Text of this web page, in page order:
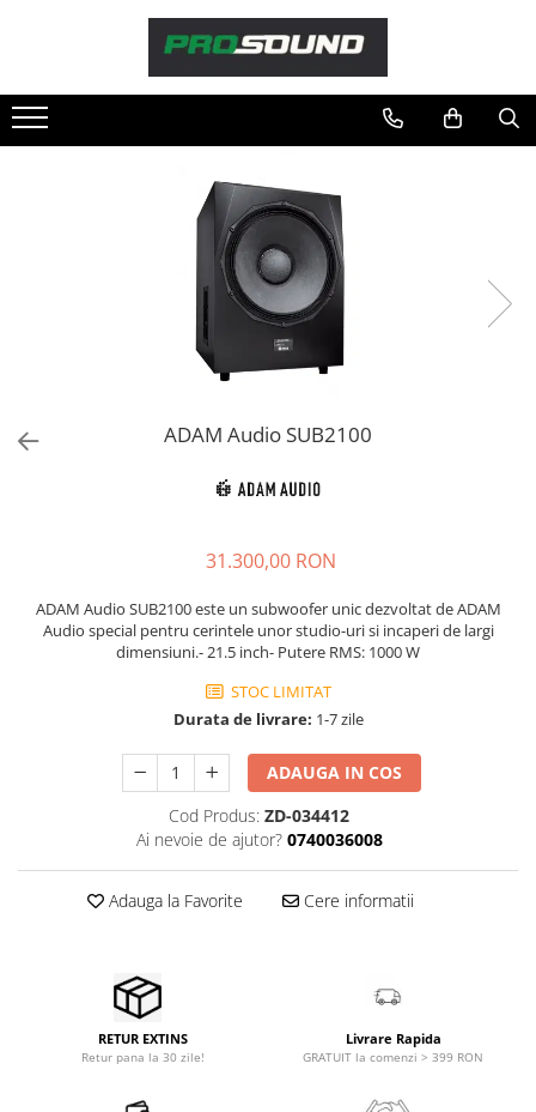
Sonorizare / PA
Playere si Recordere
Microfoane
Accesorii de microfoane
Case-uri de microfoane
Microfoane de broadcast
Microfoane de instrumente
Microfoane de masurare si
Microfoane de studio
Microfoane de Suprafata
Microfoane podcast, USB, iOS /
Microfoane pt Camere Video
ADAM Audio SUB2100
31.300,00 RON
ADAM Audio SUB2100 este un subwoofer unic dezvoltat de ADAM
Audio special pentru cerintele unor studio-uri si incaperi de largi
dimensiuni.- 21.5 inch- Putere RMS: 1000 W
STOC LIMITAT
Durata de livrare: 1-7 zile
ADAUGA IN COS
Cod Produs: ZD-034412
Ai nevoie de ajutor? 0740036008
Adauga la Favorite Cere informatii
RETUR EXTINS
Retur pana la 30 zile!
Livrare Rapida
GRATUIT la comenzi > 399 RON